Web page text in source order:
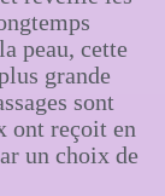
peau, cette
grande
sont
ont reçoit en
un choix de